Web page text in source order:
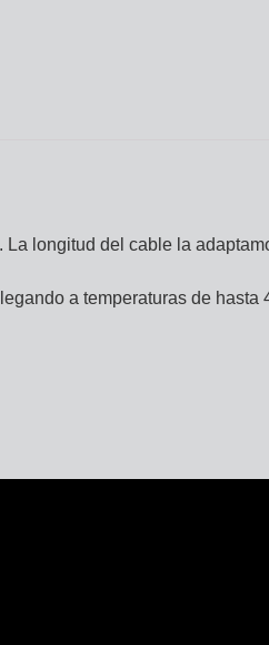
La longitud del cable la
a temperaturas de hasta